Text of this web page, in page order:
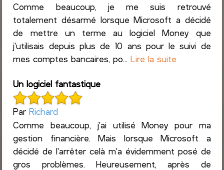
Comme beaucoup, je me suis retrouvé
totalement désarmé lorsque Microsoft a décidé
de mettre un terme au logiciel Money que
j'utilisais depuis plus de 10 ans pour le suivi de
mes comptes bancaires, po...Lire la suite
Un logiciel fantastique
ParRichard
Comme beaucoup, j'ai utilisé Money pour ma
gestion financière. Mais lorsque Microsoft a
décidé de l'arrêter celà m'a évidemment posé de
gros problèmes. Heureusement, après de